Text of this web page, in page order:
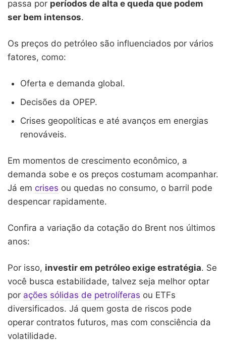
passa por períodos de alta e queda que podem
ser bem intensos.
Os preços do petróleo são influenciados por vários
fatores, como:
Oferta e demanda global.
Decisões da OPEP.
Crises geopolíticas e até avanços em energias
renováveis.
Em momentos de crescimento econômico, a
demanda sobe e os preços costumam acompanhar.
Já em crises ou quedas no consumo, o barril pode
despencar rapidamente.
Confira a variação da cotação do Brent nos últimos
anos:
Por isso, investir em petróleo exige estratégia. Se
você busca estabilidade, talvez seja melhor optar
por ações sólidas de petrolíferas ou ETFs
diversificados. Já quem gosta de riscos pode
operar contratos futuros, mas com consciência da
volatilidade.